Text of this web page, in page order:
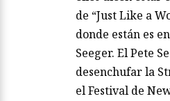
de “Just Like a
donde están es
Seeger. El Pete
desenchufar la
el Festival de